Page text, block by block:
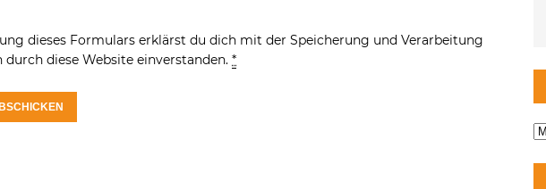
dieses Formulars erklärst du dich mit der Speicherung und Verarbeitung
durch diese Website einverstanden. *